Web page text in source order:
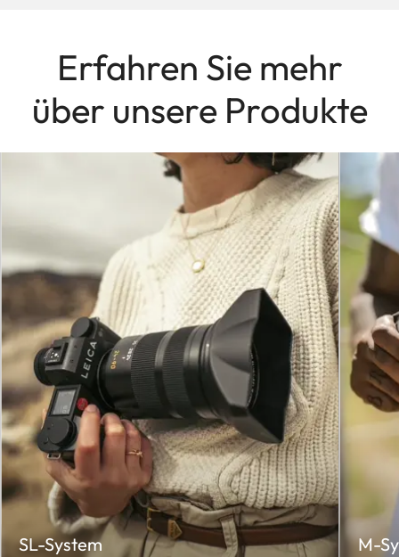
Termin oder kontaktieren Sie einen Leica
Ausrüstung befinden?
Die Mindestanforderungen können je nach
Produkt von leichten Gebrauchsspuren bis hin
zu teilweisen Defekten variieren. Wenn Sie
unsicher sind, vereinbaren Sie einen Termin
oder besuchen Sie einen unserer Leica
Stores.
Können Vintage-Leica-Produkte in Zahlung
gegeben werden?
Bestimmte Leica Produkte, die vor 1984
hergestellt wurden, werden als Vintage-
Produkte eingestuft. Ausgewählte Vintage-
Leica-Produkte können – abhängig vom
Markt und dem teilnehmenden Leica Store –
für das Trade-In-Programm qualifiziert sein.
Erfahren Sie mehr
über unsere Produkte
SL-System M-